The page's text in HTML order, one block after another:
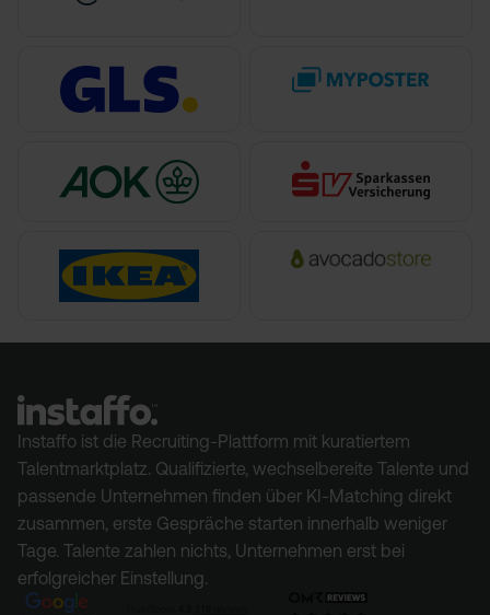
Instaffo ist die Recruiting-Plattform mit kuratiertem
Talentmarktplatz. Qualifizierte, wechselbereite Talente und
passende Unternehmen finden über KI-Matching direkt
zusammen, erste Gespräche starten innerhalb weniger
Tage. Talente zahlen nichts, Unternehmen erst bei
erfolgreicher Einstellung.